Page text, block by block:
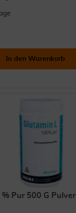
In den Warenkorb
Pur 500 G Pulver